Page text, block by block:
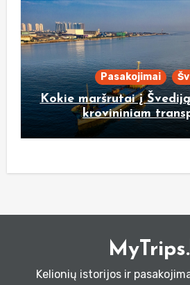
Pasakojimai
Kokie maršrutai į
krovininiam
Kelionių istorijos ir